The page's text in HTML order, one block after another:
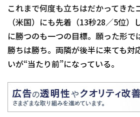
これまで何度も立ちはだかってきた
（米国）にも先着（13秒28／5位）
に勝つのも一つの目標。願った形で
勝ちは勝ち。両隣が後半に来ても対
いが“当たり前”になっている。